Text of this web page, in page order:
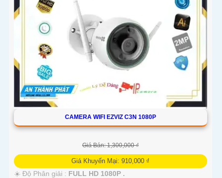
CAMERA WIFI EZVIZ C3N 1080P
Giá Bán: 1,300,000 ₫
Giá Khuyến Mại: 910,000 ₫
☀️ Độ Phân giải : FULL HD 1080P .